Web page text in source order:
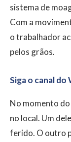
sistema de
Com a
o trabalhador
pelos grãos.
Siga o canal do
No momento
no local. Um
ferido. O outro